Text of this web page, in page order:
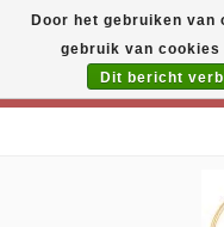
DeliSpice is your
exclusive brands
and
Door het gebruiken van
gebruik van
Dit bericht